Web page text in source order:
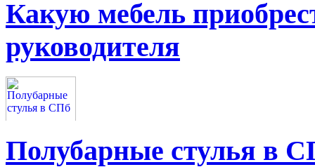
Какую мебель
руководителя
Полубарные стулья в